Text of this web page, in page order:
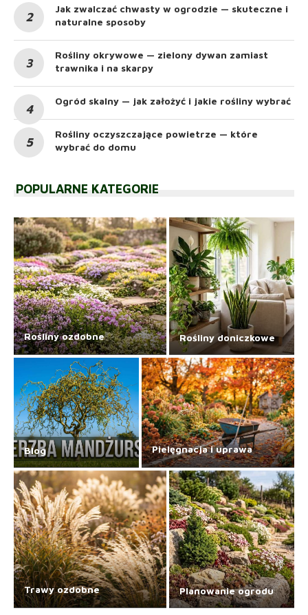
Jak zwalczać chwasty w ogrodzie — skuteczne i
naturalne sposoby
Rośliny okrywowe — zielony dywan zamiast
trawnika i na skarpy
Ogród skalny — jak założyć i jakie rośliny wybrać
Rośliny oczyszczające powietrze — które
wybrać do domu
POPULARNE KATEGORIE
Rośliny ozdobne Rośliny doniczkowe
Blog Pielęgnacja i uprawa
Trawy ozdobne Planowanie ogrodu